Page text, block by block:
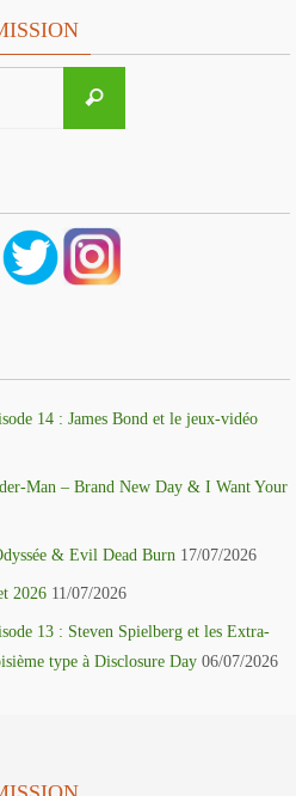
Recherche
14 : James Bond et le jeux-vidéo
Man – Brand New Day & I Want Your
& Evil Dead Burn 17/07/2026
2026 11/07/2026
13 : Steven Spielberg et les Extra-
type à Disclosure Day 06/07/2026